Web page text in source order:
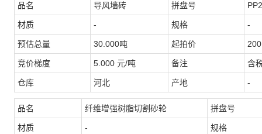
品名 导风墙砖 拼盘号
材质 - 规格 -
预估总量 30.000吨 起拍价
竞价梯度 5.000 元/吨 备注 含
仓库 河北 产地 -
品名 纤维增强树脂切割砂轮 拼盘号
材质 - 规格